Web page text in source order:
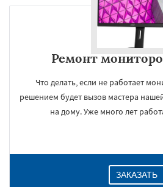
Ремонт
Что делать, если не работает
решением будет вызов мастера
на дому. Уже много лет
ЗАКАЗАТЬ